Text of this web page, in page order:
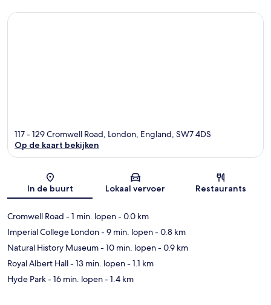
Kaart
117 - 129 Cromwell Road, London, England, SW7 4DS
Op de kaart bekijken
In de buurt Lokaal vervoer Restaurants
Cromwell Road - 1 min. lopen- 0.0 km
Imperial College London- 9 min. lopen- 0.8 km
Natural History Museum- 10 min. lopen- 0.9 km
Royal Albert Hall- 13 min. lopen- 1.1 km
Hyde Park- 16 min. lopen- 1.4 km